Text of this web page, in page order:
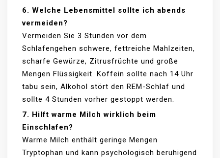
6. Welche Lebensmittel sollte ich abends
vermeiden?
Vermeiden Sie 3 Stunden vor dem
Schlafengehen schwere, fettreiche Mahlzeiten,
scharfe Gewürze, Zitrusfrüchte und große
Mengen Flüssigkeit. Koffein sollte nach 14 Uhr
tabu sein, Alkohol stört den REM-Schlaf und
sollte 4 Stunden vorher gestoppt werden.
7. Hilft warme Milch wirklich beim
Einschlafen?
Warme Milch enthält geringe Mengen
Tryptophan und kann psychologisch beruhigend